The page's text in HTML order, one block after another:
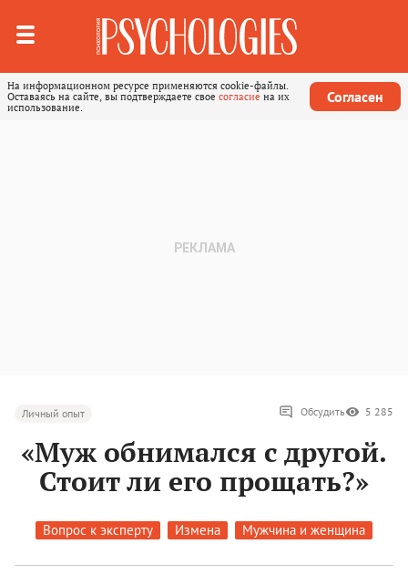
На информационном ресурсе применяются cookie-файлы.
Оставаясь на сайте, вы подтверждаете свое согласие на их
использование.
Согласен
Личный опыт Обсудить 5 285
«Муж обнимался с другой.
Стоит ли его прощать?»
Вопрос к эксперту Измена Мужчина и женщина